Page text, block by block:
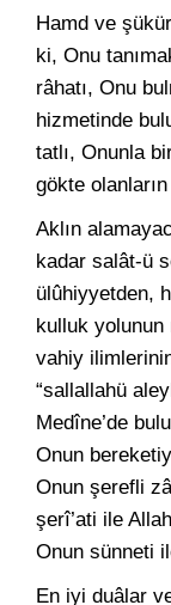
Hamd ve
ki, Onu
râhatı, Onu
hizmetinde
tatlı, Onunla
gökte
Aklın
kadar salât-ü
ülûhiyyetden,
kulluk
vahiy
“sallallahü
Medîne’de
Onun
Onun şerefli
şerî’ati ile
Onun sünneti
En iyi duâlar